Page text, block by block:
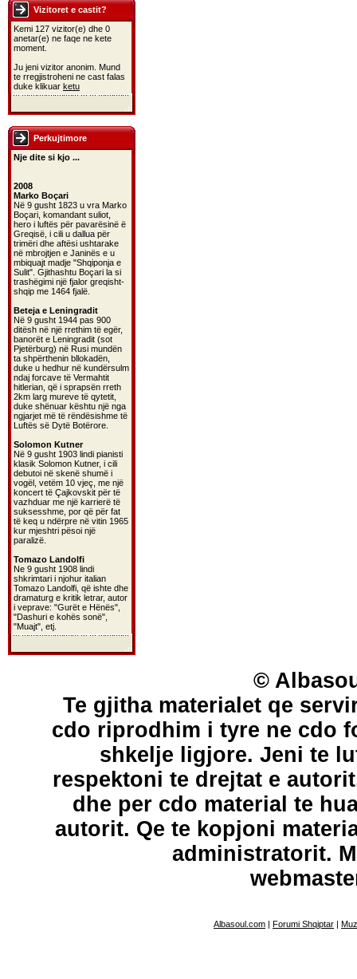
Vizitoret e castit?
Kemi 127 vizitor(e) dhe 0
anetar(e) ne faqe ne kete
moment.
Ju jeni vizitor anonim. Mund
te rregjistroheni ne cast falas
duke klikuar ketu
Perkujtimore
Nje dite si kjo ...
2008
Marko Boçari
Në 9 gusht 1823 u vra Marko
Boçari, komandant suliot,
hero i luftës për pavarësinë ë
Greqisë, i cili u dallua për
trimëri dhe aftësi ushtarake
në mbrojtjen e Janinës e u
mbiquajt madje "Shqiponja e
Sulit". Gjithashtu Boçari la si
trashëgimi një fjalor greqisht-
shqip me 1464 fjalë.
Beteja e Leningradit
Në 9 gusht 1944 pas 900
ditësh në një rrethim të egër,
banorët e Leningradit (sot
Pjetërburg) në Rusi mundën
ta shpërthenin bllokadën,
duke u hedhur në kundërsulm
ndaj forcave të Vermahtit
hitlerian, që i sprapsën rreth
2km larg mureve të qytetit,
duke shënuar kështu një nga
ngjarjet më të rëndësishme të
Luftës së Dytë Botërore.
Solomon Kutner
Në 9 gusht 1903 lindi pianisti
klasik Solomon Kutner, i cili
debutoi në skenë shumë i
vogël, vetëm 10 vjeç, me një
koncert të Çajkovskit për të
vazhduar me një karrierë të
suksesshme, por që për fat
të keq u ndërpre në vitin 1965
kur mjeshtri pësoi një
paralizë.
Tomazo Landolfi
Ne 9 gusht 1908 lindi
shkrimtari i njohur italian
Tomazo Landolfi, që ishte dhe
dramaturg e kritik letrar, autor
i veprave: "Gurët e Hënës",
"Dashuri e kohës sonë",
"Muajt", etj.
©
Te gjitha materialet qe
cdo riprodhim i tyre ne cdo
shkelje ligjore. Jeni te
respektoni te drejtat e
dhe per cdo material te
autorit. Qe te kopjoni
administratorit.
Albasoul.com | Forumi Shqiptar |